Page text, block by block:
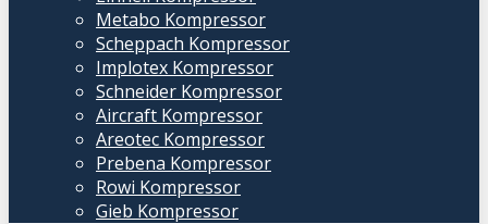
Metabo Kompressor
Scheppach Kompressor
Implotex Kompressor
Schneider Kompressor
Aircraft Kompressor
Areotec Kompressor
Prebena Kompressor
Rowi Kompressor
Gieb Kompressor